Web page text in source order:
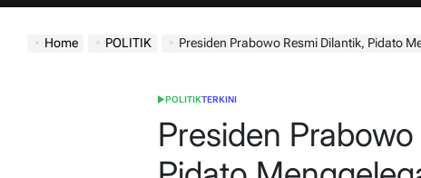
jatimdaily.com
Home POLITIK Presiden Prabowo Resmi Dilantik, Pidato
POSTED
POLITIKTERKINI
Presiden